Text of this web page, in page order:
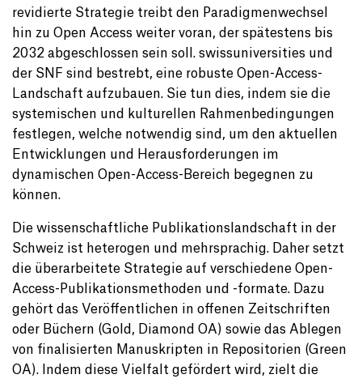
revidierte Strategie treibt den Paradigmenwechsel
hin zu Open Access weiter voran, der spätestens bis
2032 abgeschlossen sein soll. swissuniversities und
der SNF sind bestrebt, eine robuste Open-Access-
Landschaft aufzubauen. Sie tun dies, indem sie die
systemischen und kulturellen Rahmenbedingungen
festlegen, welche notwendig sind, um den aktuellen
Entwicklungen und Herausforderungen im
dynamischen Open-Access-Bereich begegnen zu
können.
Die wissenschaftliche Publikationslandschaft in der
Schweiz ist heterogen und mehrsprachig. Daher setzt
die überarbeitete Strategie auf verschiedene Open-
Access-Publikationsmethoden und -formate. Dazu
gehört das Veröffentlichen in offenen Zeitschriften
oder Büchern (Gold, Diamond OA) sowie das Ablegen
von finalisierten Manuskripten in Repositorien (Green
OA). Indem diese Vielfalt gefördert wird, zielt die